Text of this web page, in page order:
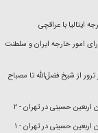
ایتالیا با عراقچی
امور خارجه ایران و سلطنت
از شیخ فضل‌الله تا مصباح
اربعین حسینی در تهران - ۲
اربعین حسینی در تهران - ۱